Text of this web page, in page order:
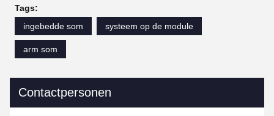
Tags:
ingebedde som
systeem op de module
arm som
Contactpersonen